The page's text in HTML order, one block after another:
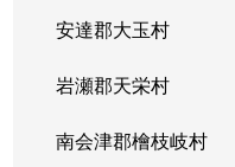
安達郡大玉村
岩瀬郡天栄村
南会津郡檜枝岐村